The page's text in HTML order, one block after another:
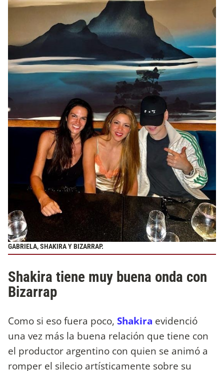
GABRIELA, SHAKIRA Y BIZARRAP.
Shakira tiene muy buena onda con
Bizarrap
Como si eso fuera poco, Shakira evidenció
una vez más la buena relación que tiene con
el productor argentino con quien se animó a
romper el silecio artísticamente sobre su